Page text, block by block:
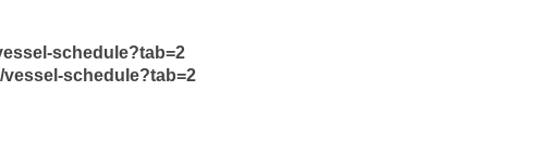
schedule?tab=2
schedule?tab=2